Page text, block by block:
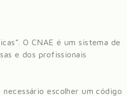
O CNAE é um sistema de
e dos profissionais
escolher um código